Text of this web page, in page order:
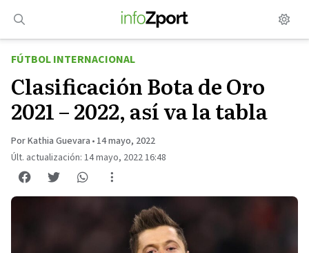
contenido
FÚTBOL INTERNACIONAL
Clasificación Bota de Oro
2021 – 2022, así va la tabla
Por Kathia Guevara • 14 mayo, 2022
Últ. actualización: 14 mayo, 2022 16:48